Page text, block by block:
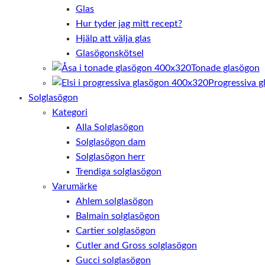
Glas
Hur tyder jag mitt recept?
Hjälp att välja glas
Glasögonskötsel
Tonade glasögon
Progressiva
Solglasögon
Kategori
Alla Solglasögon
Solglasögon dam
Solglasögon herr
Trendiga solglasögon
Varumärke
Ahlem solglasögon
Balmain solglasögon
Cartier solglasögon
Cutler and Gross solglasögon
Gucci solglasögon